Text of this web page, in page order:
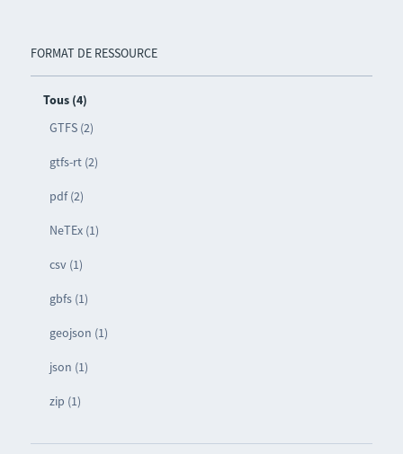
FORMAT DE RESSOURCE
Tous (4)
GTFS (2)
gtfs-rt (2)
pdf (2)
NeTEx (1)
csv (1)
gbfs (1)
geojson (1)
json (1)
zip (1)